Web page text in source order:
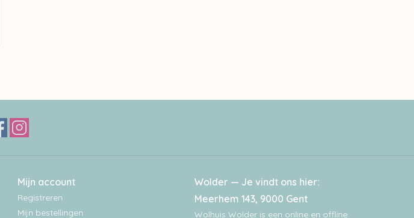
Mijn account
Registreren
Mijn bestellingen
Wolder — Je vindt ons hier:
Meerhem 143, 9000 Gent
Wolhuis Wolder is een online en offline